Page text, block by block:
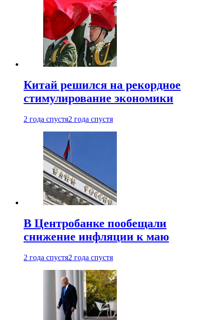
Китай решился на рекордное
стимулирование экономики
2 года спустя2 года спустя
В Центробанке пообещали
снижение инфляции к маю
2 года спустя2 года спустя